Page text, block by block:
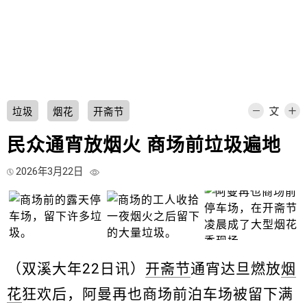
垃圾 烟花 开斋节
民众通宵放烟火 商场前垃圾遍地
2026年3月22日
（双溪大年22日讯） 开斋节通宵达旦燃放烟
花狂欢后，阿曼再也商场前泊车场被留下满